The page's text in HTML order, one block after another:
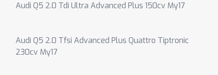
Audi Q5 2.0 Tdi Ultra Advanced Plus 150cv My17
Audi Q5 2.0 Tfsi Advanced Plus Quattro Tiptronic
230cv My17